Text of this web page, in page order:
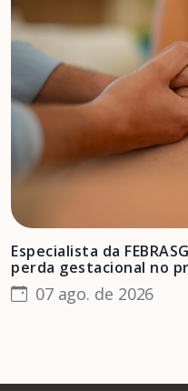
Especialista da
perda gestacional no
07 ago. de 2026